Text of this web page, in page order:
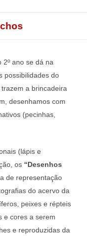
2º ano se dá na
possibilidades do
a brincadeira
desenhamos com
(pecinhas,
(lápis e
os “Desenhos
de representação
do acervo da
peixes e répteis
e cores a serem
e reproduzidas da